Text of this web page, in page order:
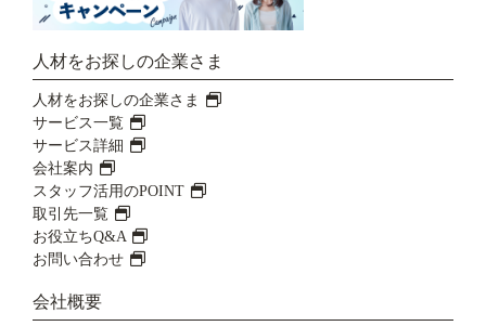
人材をお探しの企業さま
人材をお探しの企業さま
サービス一覧
サービス詳細
会社案内
スタッフ活用のPOINT
取引先一覧
お役立ちQ&A
お問い合わせ
会社概要